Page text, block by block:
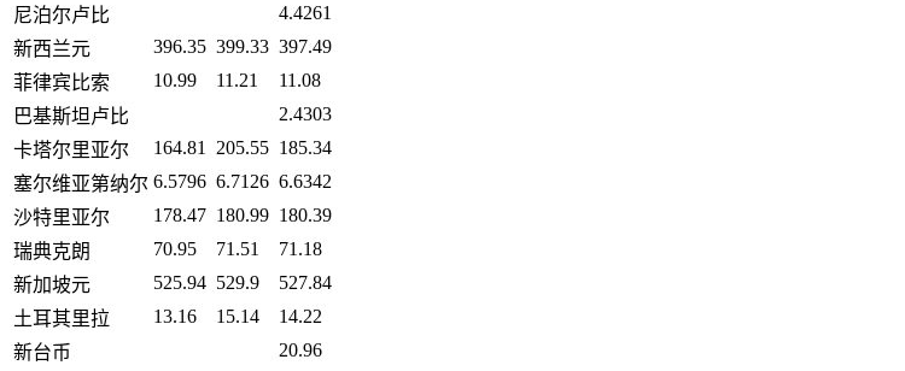
尼泊尔卢比
4.4261
新西兰元
396.35 399.33 397.49
菲律宾比索
10.99 11.21
11.08
巴基斯坦卢比
2.4303
卡塔尔里亚尔
164.81 205.55 185.34
塞尔维亚第纳尔 6.5796 6.7126 6.6342
沙特里亚尔
178.47 180.99 180.39
瑞典克朗
70.95 71.51
71.18
新加坡元
525.94 529.9
527.84
土耳其里拉
13.16 15.14
14.22
新台币
20.96